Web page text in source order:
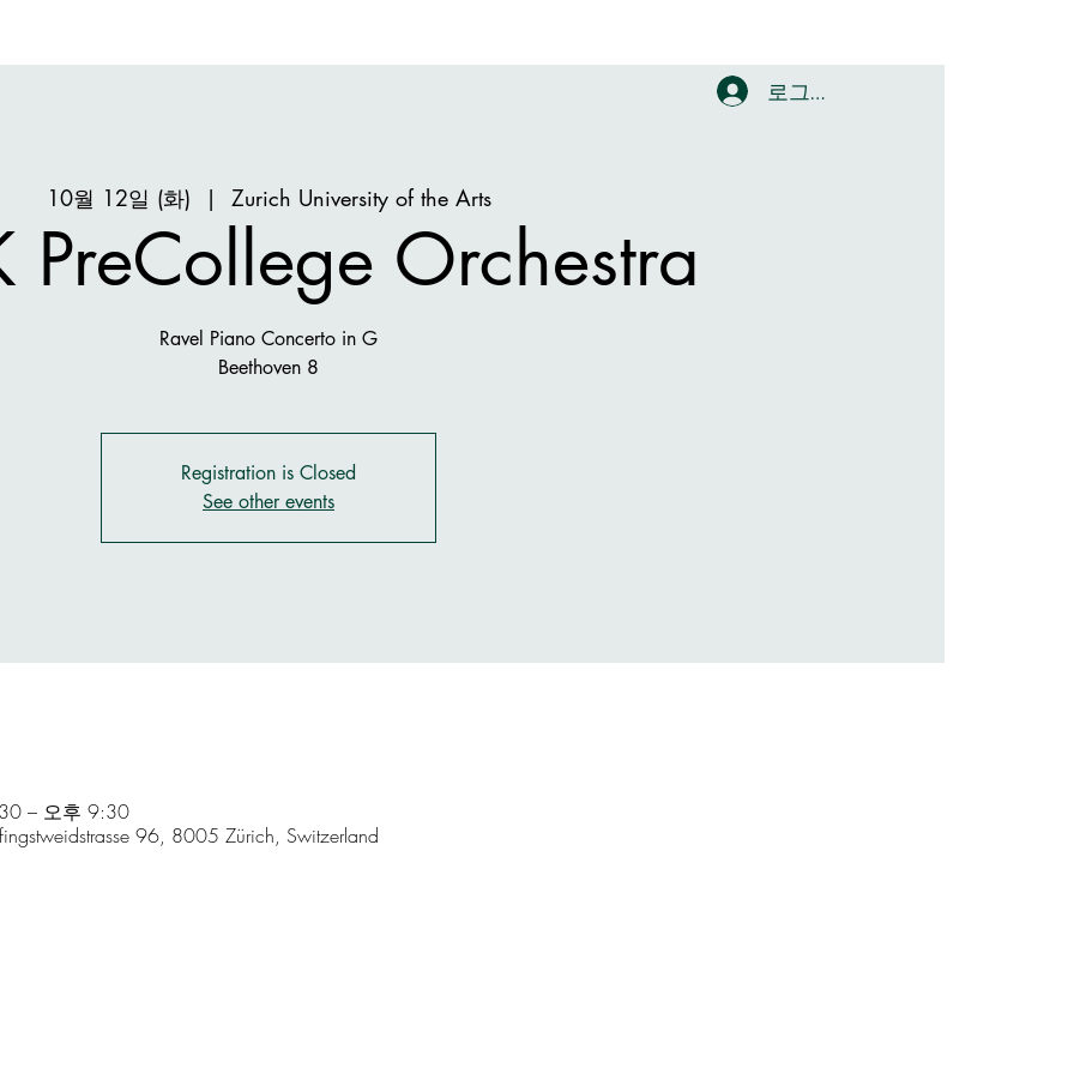
로그인
10월 12일 (화)
  |
Zurich University of the Arts
PreCollege Orchestra
Ravel Piano Concerto in G
Beethoven 8
Registration is Closed
See other events
– 오후 9:30
96, 8005 Zürich, Switzerland